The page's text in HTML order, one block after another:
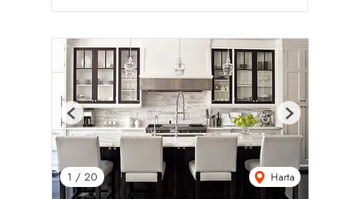
1 / 20 Harta
Previous Next